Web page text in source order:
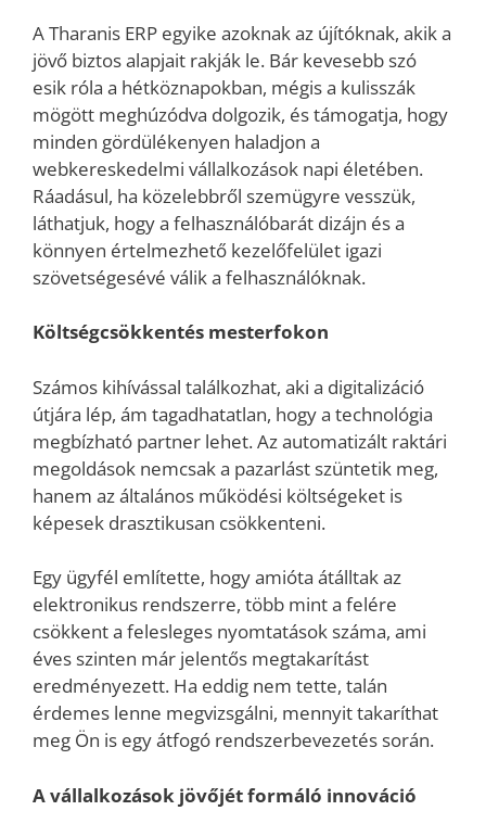
A Tharanis ERP egyike azoknak az újítóknak, akik a
jövő biztos alapjait rakják le. Bár kevesebb szó
esik róla a hétköznapokban, mégis a kulisszák
mögött meghúzódva dolgozik, és támogatja, hogy
minden gördülékenyen haladjon a
webkereskedelmi vállalkozások napi életében.
Ráadásul, ha közelebbről szemügyre vesszük,
láthatjuk, hogy a felhasználóbarát dizájn és a
könnyen értelmezhető kezelőfelület igazi
szövetségesévé válik a felhasználóknak.
Költségcsökkentés mesterfokon
Számos kihívással találkozhat, aki a digitalizáció
útjára lép, ám tagadhatatlan, hogy a technológia
megbízható partner lehet. Az automatizált raktári
megoldások nemcsak a pazarlást szüntetik meg,
hanem az általános működési költségeket is
képesek drasztikusan csökkenteni.
Egy ügyfél említette, hogy amióta átálltak az
elektronikus rendszerre, több mint a felére
csökkent a felesleges nyomtatások száma, ami
éves szinten már jelentős megtakarítást
eredményezett. Ha eddig nem tette, talán
érdemes lenne megvizsgálni, mennyit takaríthat
meg Ön is egy átfogó rendszerbevezetés során.
A vállalkozások jövőjét formáló innováció